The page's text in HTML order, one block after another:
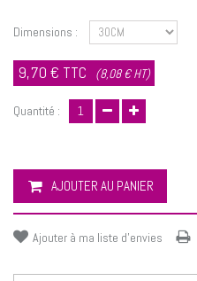
Dimensions :
9,70 € TTC (8,08 € HT)
Quantité :
AJOUTER AU PANIER
Ajouter à ma liste d'envies